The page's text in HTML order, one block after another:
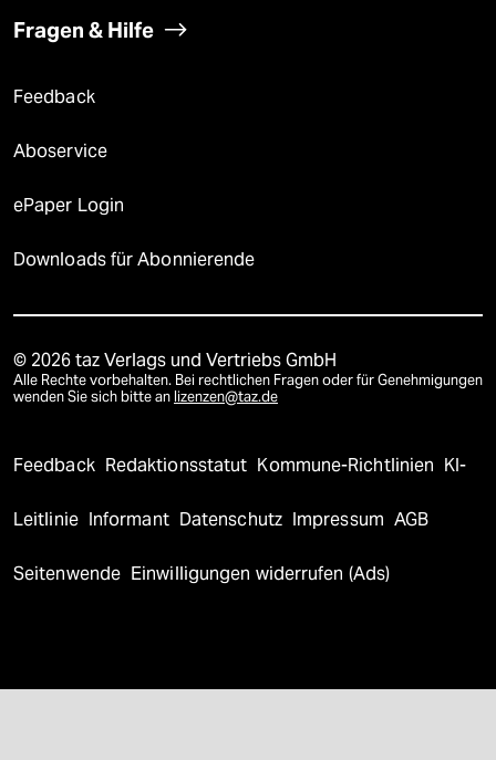
Fragen & Hilfe
Feedback
Aboservice
ePaper Login
Downloads für Abonnierende
© 2026 taz Verlags und Vertriebs GmbH
Alle Rechte vorbehalten. Bei rechtlichen Fragen oder für Genehmigungen
wenden Sie sich bitte an lizenzen@taz.de
Feedback Redaktionsstatut Kommune-Richtlinien KI-
Leitlinie Informant Datenschutz Impressum AGB
Seitenwende Einwilligungen widerrufen (Ads)